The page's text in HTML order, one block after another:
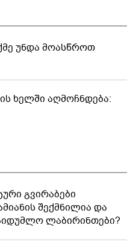
უნდა მოასწროთ
ხელში აღმოჩნდება:
გვირაბები
შექმნილია და
ლაბირინთები?